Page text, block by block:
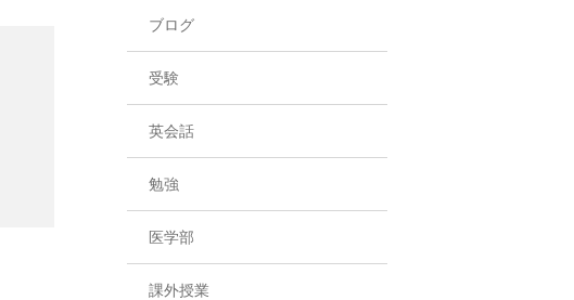
ブログ
受験
英会話
勉強
医学部
課外授業